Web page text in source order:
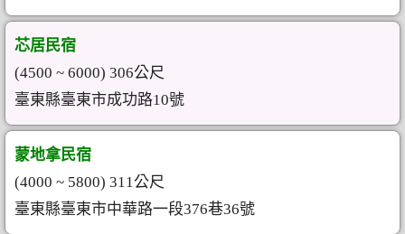
芯居民宿
(4500 ~ 6000) 306公尺
臺東縣臺東市成功路10號
蒙地拿民宿
(4000 ~ 5800) 311公尺
臺東縣臺東市中華路一段376巷36號